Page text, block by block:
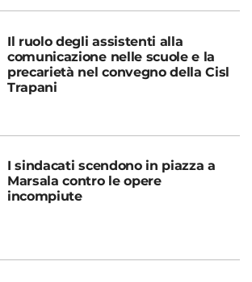
Il ruolo degli assistenti alla
comunicazione nelle scuole e la
precarietà nel convegno della Cisl
Trapani
I sindacati scendono in piazza a
Marsala contro le opere
incompiute